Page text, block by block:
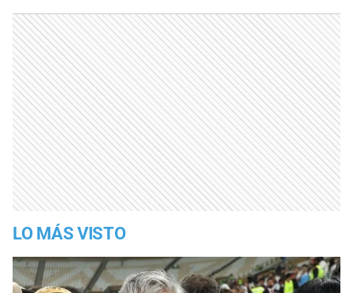
LO MÁS VISTO